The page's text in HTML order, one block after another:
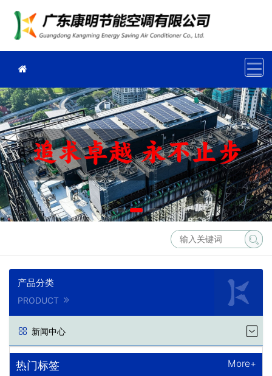
产品分类
PRODUCT
新闻中心
热门标签 More+